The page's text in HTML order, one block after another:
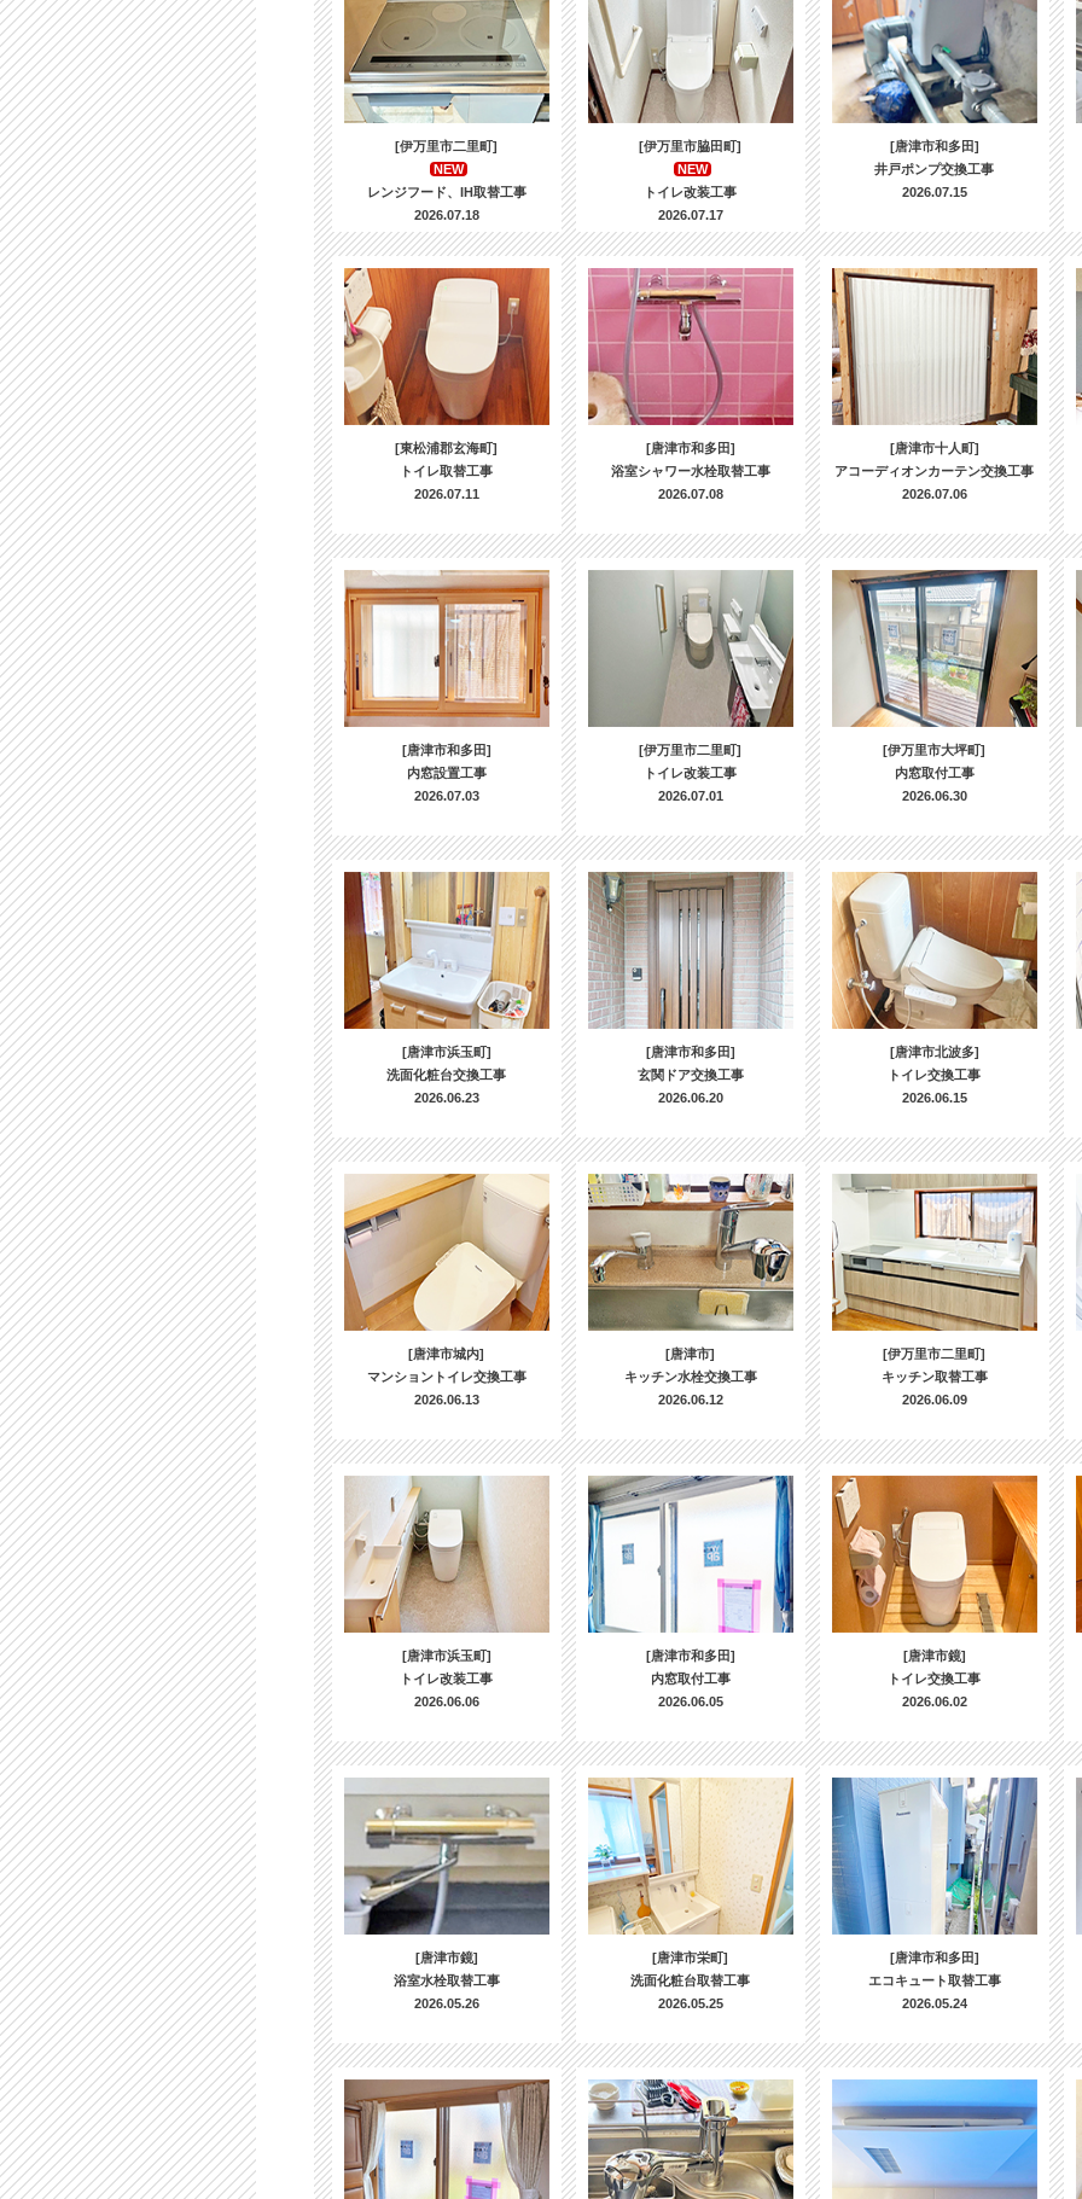
[伊万里市二里町]
NEW
レンジフード、IH取替工事
2026.07.18
[伊万里市脇田町]
NEW
トイレ改装工事
2026.07.17
[唐津市和多田]
井戸ポンプ交換工事
2026.07.15
[東松浦郡玄海町]
トイレ取替工事
2026.07.11
[唐津市和多田]
浴室シャワー水栓取替工事
2026.07.08
[唐津市十人町]
アコーディオンカーテン交換工事
2026.07.06
[唐津市和多田]
内窓設置工事
2026.07.03
[伊万里市二里町]
トイレ改装工事
2026.07.01
[伊万里市大坪町]
内窓取付工事
2026.06.30
[唐津市浜玉町]
洗面化粧台交換工事
2026.06.23
[唐津市和多田]
玄関ドア交換工事
2026.06.20
[唐津市北波多]
トイレ交換工事
2026.06.15
[唐津市城内]
マンショントイレ交換工事
2026.06.13
[唐津市]
キッチン水栓交換工事
2026.06.12
[伊万里市二里町]
キッチン取替工事
2026.06.09
[唐津市浜玉町]
トイレ改装工事
2026.06.06
[唐津市和多田]
内窓取付工事
2026.06.05
[唐津市鏡]
トイレ交換工事
2026.06.02
[唐津市鏡]
浴室水栓取替工事
2026.05.26
[唐津市栄町]
洗面化粧台取替工事
2026.05.25
[唐津市和多田]
エコキュート取替工事
2026.05.24